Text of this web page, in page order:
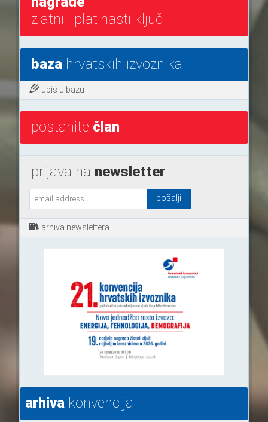
zlatni i platinasti ključ
bazahrvatskih izvoznika
upis u bazu
postanite član
prijava na newsletter
arhiva newslettera
arhivakonvencija